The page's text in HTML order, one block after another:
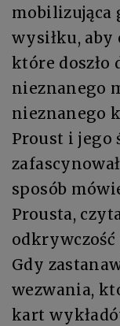
mobilizująca
wysiłku, aby
które doszło
nieznanego
nieznanego
Proust i jego
sposób
Prousta,
odkrywczość
Gdy
wezwania,
kart